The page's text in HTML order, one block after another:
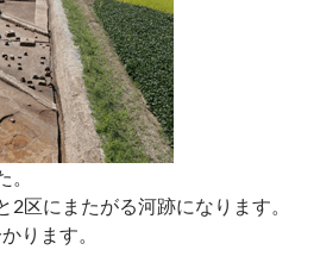
区にまたがる河跡になります。
ります。